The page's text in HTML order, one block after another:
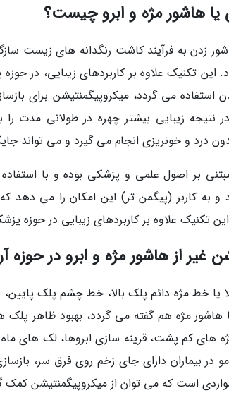
یا هاشور مژه و ابرو چیست؟
زدن به فرآیند کاشت رنگدانه های زیست
این تکنیک علاوه بر کاربردهای زیبایی، در
استفاده می گردد، میکروپیگمنتیشن برای
نتیجه زیبایی بیشتر چهره در طولانی مدت
درد و خونریزی انجام می گیرد و می تواند
بر اصول علمی و پزشکی بوده و با
و به کاربر (پیگمن تر) این امکان را می دهد
تکنیک علاوه بر کاربردهای زیبایی در حوزه
غیر از هاشور مژه و ابرو در
خط مژه دائم پلک بالا، خط چشم پلک
مژه هم گفته می گردد، بهبود ظاهر پلک
های کم پشت، قرینه سازی ابروها، لک های
بیماران دارای جای زخم روی فرق سر،
مواردی است که می توان از میکروپیگمنتیشن